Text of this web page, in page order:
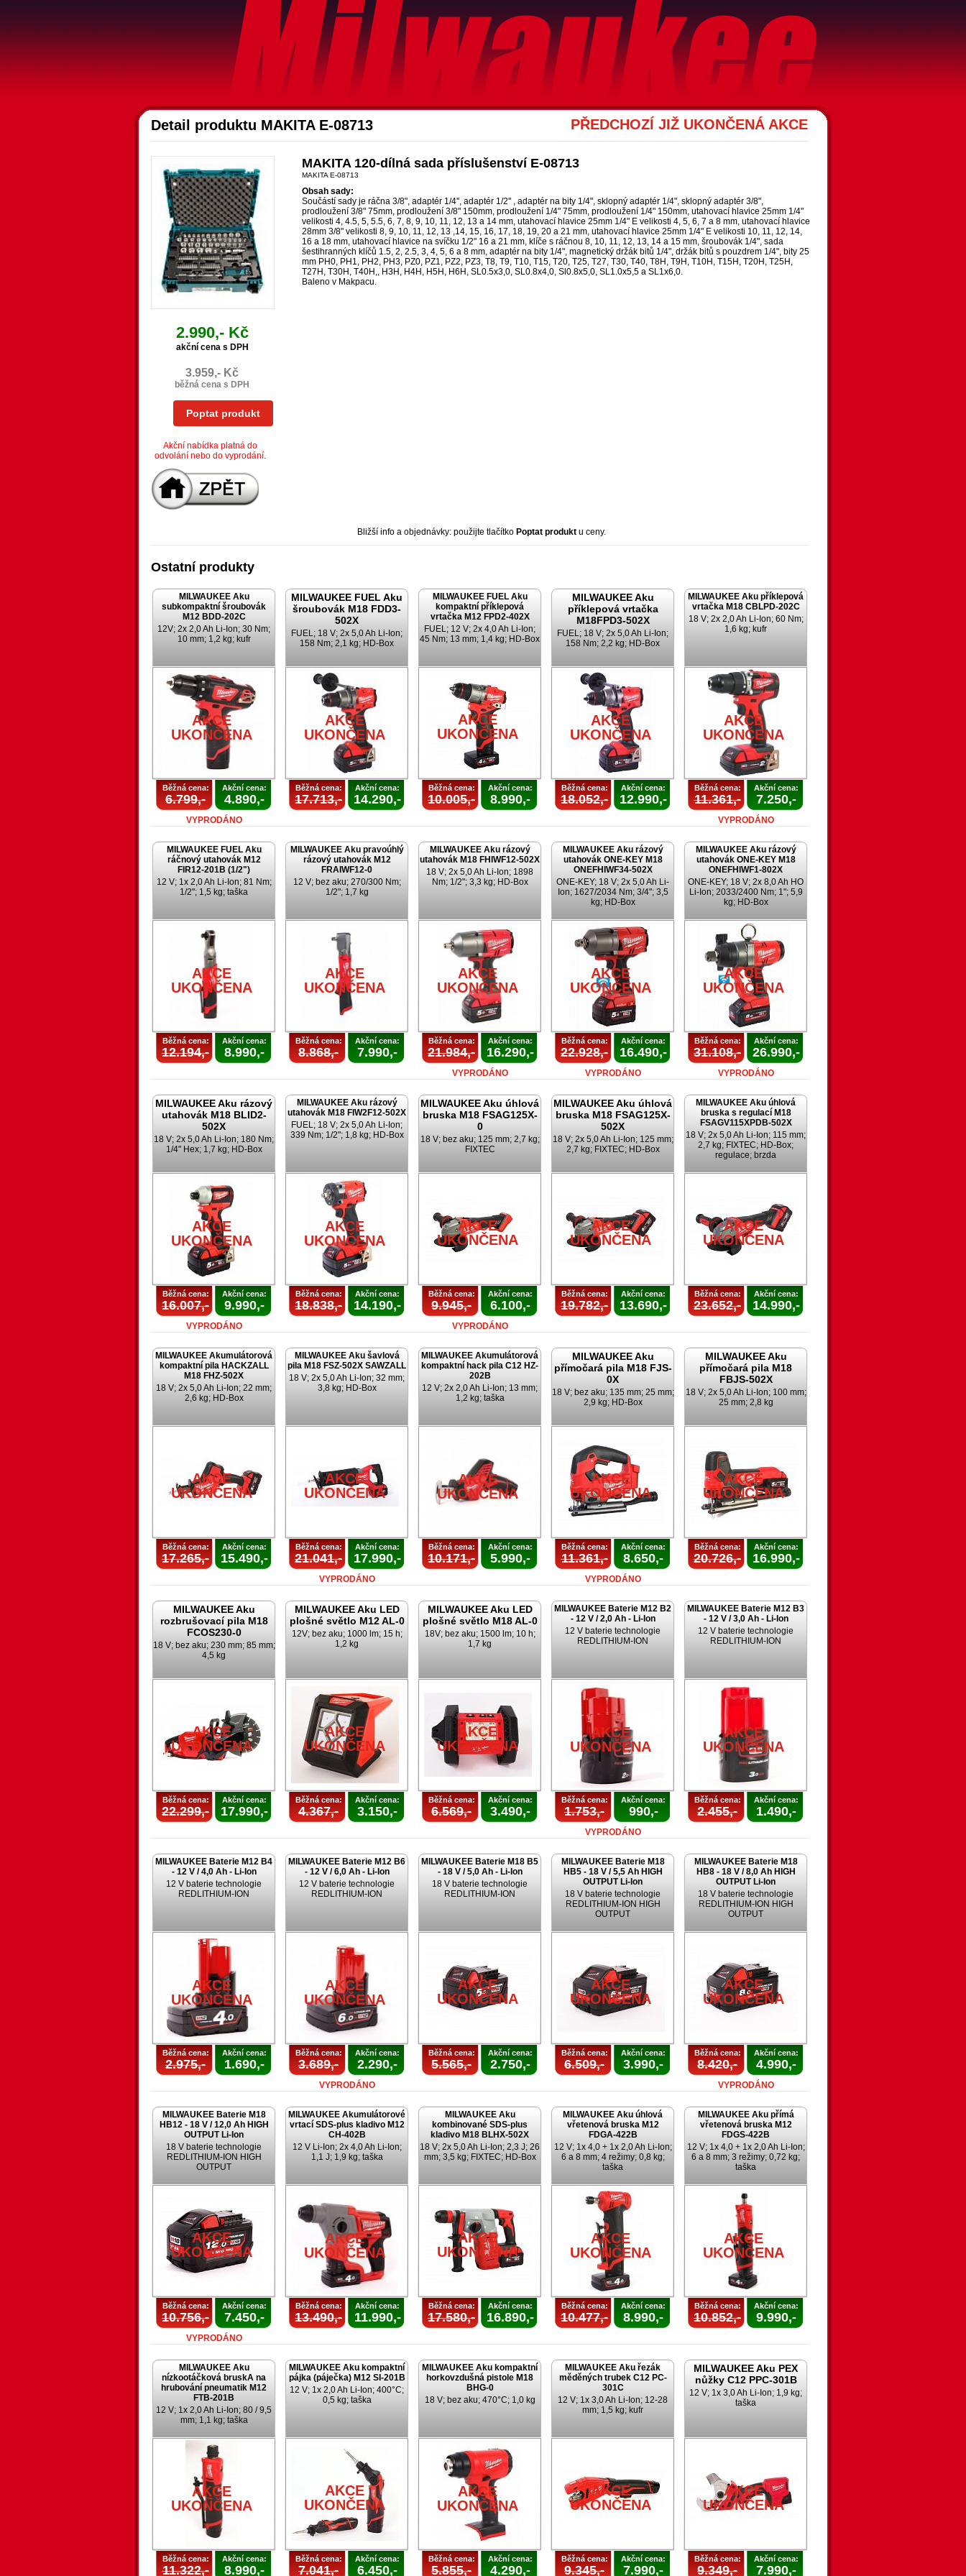
Akce Mwk
Detail produktu MAKITA E-08713 PŘEDCHOZÍ JIŽ UKONČENÁ AKCE
2.990,- Kč
akční cena s DPH
3.959,- Kč
běžná cena s DPH
Poptat produkt
Akční nabídka platná do
odvolání nebo do vyprodání.
MAKITA 120-dílná sada příslušenství E-08713
MAKITA E-08713
Obsah sady:
Součástí sady je ráčna 3/8", adaptér 1/4'', adaptér 1/2'' , adaptér na bity 1/4", sklopný adaptér 1/4", sklopný adaptér 3/8",
prodloužení 3/8" 75mm, prodloužení 3/8" 150mm, prodloužení 1/4" 75mm, prodloužení 1/4" 150mm, utahovací hlavice 25mm 1/4"
velikosti 4, 4.5, 5, 5.5, 6, 7, 8, 9, 10, 11, 12, 13 a 14 mm, utahovací hlavice 25mm 1/4" E velikosti 4, 5, 6, 7 a 8 mm, utahovací hlavice
28mm 3/8" velikosti 8, 9, 10, 11, 12, 13 ,14, 15, 16, 17, 18, 19, 20 a 21 mm, utahovací hlavice 25mm 1/4" E velikosti 10, 11, 12, 14,
16 a 18 mm, utahovací hlavice na svíčku 1/2" 16 a 21 mm, klíče s ráčnou 8, 10, 11, 12, 13, 14 a 15 mm, šroubovák 1/4", sada
šestihranných klíčů 1.5, 2, 2.5, 3, 4, 5, 6 a 8 mm, adaptér na bity 1/4", magnetický držák bitů 1/4", držák bitů s pouzdrem 1/4", bity 25
mm PH0, PH1, PH2, PH3, PZ0, PZ1, PZ2, PZ3, T8, T9, T10, T15, T20, T25, T27, T30, T40, T8H, T9H, T10H, T15H, T20H, T25H,
T27H, T30H, T40H,, H3H, H4H, H5H, H6H, SL0.5x3,0, SL0.8x4,0, Sl0.8x5,0, SL1.0x5,5 a SL1x6,0.
Baleno v Makpacu.
Bližší info a objednávky: použijte tlačítko Poptat produktu ceny.
Ostatní produkty
MILWAUKEE Aku
subkompaktní šroubovák
M12 BDD-202C
12V; 2x 2,0 Ah Li-Ion; 30 Nm;
10 mm; 1,2 kg; kufr
AKCE
UKONČENA
Běžná cena:
6.799,-
Akční cena:
4.890,-
VYPRODÁNO
MILWAUKEE FUEL Aku
šroubovák M18 FDD3-
502X
FUEL; 18 V; 2x 5,0 Ah Li-Ion;
158 Nm; 2,1 kg; HD-Box
AKCE
UKONČENA
Běžná cena:
17.713,-
Akční cena:
14.290,-
MILWAUKEE FUEL Aku
kompaktní příklepová
vrtačka M12 FPD2-402X
FUEL; 12 V; 2x 4,0 Ah Li-Ion;
45 Nm; 13 mm; 1,4 kg; HD-Box
AKCE
UKONČENA
Běžná cena:
10.005,-
Akční cena:
8.990,-
MILWAUKEE Aku
příklepová vrtačka
M18FPD3-502X
FUEL; 18 V; 2x 5,0 Ah Li-Ion;
158 Nm; 2,2 kg; HD-Box
AKCE
UKONČENA
Běžná cena:
18.052,-
Akční cena:
12.990,-
MILWAUKEE Aku příklepová
vrtačka M18 CBLPD-202C
18 V; 2x 2,0 Ah Li-Ion; 60 Nm;
1,6 kg; kufr
AKCE
UKONČENA
Běžná cena:
11.361,-
Akční cena:
7.250,-
VYPRODÁNO
MILWAUKEE FUEL Aku
ráčnový utahovák M12
FIR12-201B (1/2")
12 V; 1x 2,0 Ah Li-Ion; 81 Nm;
1/2"; 1,5 kg; taška
AKCE
UKONČENA
Běžná cena:
12.194,-
Akční cena:
8.990,-
MILWAUKEE Aku pravoúhlý
rázový utahovák M12
FRAIWF12-0
12 V; bez aku; 270/300 Nm;
1/2"; 1,7 kg
AKCE
UKONČENA
Běžná cena:
8.868,-
Akční cena:
7.990,-
MILWAUKEE Aku rázový
utahovák M18 FHIWF12-502X
18 V; 2x 5,0 Ah Li-Ion; 1898
Nm; 1/2"; 3,3 kg; HD-Box
AKCE
UKONČENA
Běžná cena:
21.984,-
Akční cena:
16.290,-
VYPRODÁNO
MILWAUKEE Aku rázový
utahovák ONE-KEY M18
ONEFHIWF34-502X
ONE-KEY; 18 V; 2x 5,0 Ah Li-
Ion; 1627/2034 Nm; 3/4"; 3,5
kg; HD-Box
AKCE
UKONČENA
Běžná cena:
22.928,-
Akční cena:
16.490,-
VYPRODÁNO
MILWAUKEE Aku rázový
utahovák ONE-KEY M18
ONEFHIWF1-802X
ONE-KEY; 18 V; 2x 8,0 Ah HO
Li-Ion; 2033/2400 Nm; 1"; 5,9
kg; HD-Box
AKCE
UKONČENA
Běžná cena:
31.108,-
Akční cena:
26.990,-
VYPRODÁNO
MILWAUKEE Aku rázový
utahovák M18 BLID2-
502X
18 V; 2x 5,0 Ah Li-Ion; 180 Nm;
1/4" Hex; 1,7 kg; HD-Box
AKCE
UKONČENA
Běžná cena:
16.007,-
Akční cena:
9.990,-
VYPRODÁNO
MILWAUKEE Aku rázový
utahovák M18 FIW2F12-502X
FUEL; 18 V; 2x 5,0 Ah Li-Ion;
339 Nm; 1/2"; 1,8 kg; HD-Box
AKCE
UKONČENA
Běžná cena:
18.838,-
Akční cena:
14.190,-
MILWAUKEE Aku úhlová
bruska M18 FSAG125X-
0
18 V; bez aku; 125 mm; 2,7 kg;
FIXTEC
AKCE
UKONČENA
Běžná cena:
9.945,-
Akční cena:
6.100,-
VYPRODÁNO
MILWAUKEE Aku úhlová
bruska M18 FSAG125X-
502X
18 V; 2x 5,0 Ah Li-Ion; 125 mm;
2,7 kg; FIXTEC; HD-Box
AKCE
UKONČENA
Běžná cena:
19.782,-
Akční cena:
13.690,-
MILWAUKEE Aku úhlová
bruska s regulací M18
FSAGV115XPDB-502X
18 V; 2x 5,0 Ah Li-Ion; 115 mm;
2,7 kg; FIXTEC; HD-Box;
regulace; brzda
AKCE
UKONČENA
Běžná cena:
23.652,-
Akční cena:
14.990,-
MILWAUKEE Akumulátorová
kompaktní pila HACKZALL
M18 FHZ-502X
18 V; 2x 5,0 Ah Li-Ion; 22 mm;
2,6 kg; HD-Box
AKCE
UKONČENA
Běžná cena:
17.265,-
Akční cena:
15.490,-
MILWAUKEE Aku šavlová
pila M18 FSZ-502X SAWZALL
18 V; 2x 5,0 Ah Li-Ion; 32 mm;
3,8 kg; HD-Box
AKCE
UKONČENA
Běžná cena:
21.041,-
Akční cena:
17.990,-
VYPRODÁNO
MILWAUKEE Akumulátorová
kompaktní hack pila C12 HZ-
202B
12 V; 2x 2,0 Ah Li-Ion; 13 mm;
1,2 kg; taška
AKCE
UKONČENA
Běžná cena:
10.171,-
Akční cena:
5.990,-
MILWAUKEE Aku
přímočará pila M18 FJS-
0X
18 V; bez aku; 135 mm; 25 mm;
2,9 kg; HD-Box
AKCE
UKONČENA
Běžná cena:
11.361,-
Akční cena:
8.650,-
VYPRODÁNO
MILWAUKEE Aku
přímočará pila M18
FBJS-502X
18 V; 2x 5,0 Ah Li-Ion; 100 mm;
25 mm; 2,8 kg
AKCE
UKONČENA
Běžná cena:
20.726,-
Akční cena:
16.990,-
MILWAUKEE Aku
rozbrušovací pila M18
FCOS230-0
18 V; bez aku; 230 mm; 85 mm;
4,5 kg
AKCE
UKONČENA
Běžná cena:
22.299,-
Akční cena:
17.990,-
MILWAUKEE Aku LED
plošné světlo M12 AL-0
12V; bez aku; 1000 lm; 15 h;
1,2 kg
AKCE
UKONČENA
Běžná cena:
4.367,-
Akční cena:
3.150,-
MILWAUKEE Aku LED
plošné světlo M18 AL-0
18V; bez aku; 1500 lm; 10 h;
1,7 kg
AKCE
UKONČENA
Běžná cena:
6.569,-
Akční cena:
3.490,-
MILWAUKEE Baterie M12 B2
- 12 V / 2,0 Ah - Li-Ion
12 V baterie technologie
REDLITHIUM-ION
AKCE
UKONČENA
Běžná cena:
1.753,-
Akční cena:
990,-
VYPRODÁNO
MILWAUKEE Baterie M12 B3
- 12 V / 3,0 Ah - Li-Ion
12 V baterie technologie
REDLITHIUM-ION
AKCE
UKONČENA
Běžná cena:
2.455,-
Akční cena:
1.490,-
MILWAUKEE Baterie M12 B4
- 12 V / 4,0 Ah - Li-Ion
12 V baterie technologie
REDLITHIUM-ION
AKCE
UKONČENA
Běžná cena:
2.975,-
Akční cena:
1.690,-
MILWAUKEE Baterie M12 B6
- 12 V / 6,0 Ah - Li-Ion
12 V baterie technologie
REDLITHIUM-ION
AKCE
UKONČENA
Běžná cena:
3.689,-
Akční cena:
2.290,-
VYPRODÁNO
MILWAUKEE Baterie M18 B5
- 18 V / 5,0 Ah - Li-Ion
18 V baterie technologie
REDLITHIUM-ION
AKCE
UKONČENA
Běžná cena:
5.565,-
Akční cena:
2.750,-
MILWAUKEE Baterie M18
HB5 - 18 V / 5,5 Ah HIGH
OUTPUT Li-Ion
18 V baterie technologie
REDLITHIUM-ION HIGH
OUTPUT
AKCE
UKONČENA
Běžná cena:
6.509,-
Akční cena:
3.990,-
MILWAUKEE Baterie M18
HB8 - 18 V / 8,0 Ah HIGH
OUTPUT Li-Ion
18 V baterie technologie
REDLITHIUM-ION HIGH
OUTPUT
AKCE
UKONČENA
Běžná cena:
8.420,-
Akční cena:
4.990,-
VYPRODÁNO
MILWAUKEE Baterie M18
HB12 - 18 V / 12,0 Ah HIGH
OUTPUT Li-Ion
18 V baterie technologie
REDLITHIUM-ION HIGH
OUTPUT
AKCE
UKONČENA
Běžná cena:
10.756,-
Akční cena:
7.450,-
VYPRODÁNO
MILWAUKEE Akumulátorové
vrtací SDS-plus kladivo M12
CH-402B
12 V Li-Ion; 2x 4,0 Ah Li-Ion;
1,1 J; 1,9 kg; taška
AKCE
UKONČENA
Běžná cena:
13.490,-
Akční cena:
11.990,-
MILWAUKEE Aku
kombinované SDS-plus
kladivo M18 BLHX-502X
18 V; 2x 5,0 Ah Li-Ion; 2,3 J; 26
mm; 3,5 kg; FIXTEC; HD-Box
AKCE
UKONČENA
Běžná cena:
17.580,-
Akční cena:
16.890,-
MILWAUKEE Aku úhlová
vřetenová bruska M12
FDGA-422B
12 V; 1x 4,0 + 1x 2,0 Ah Li-Ion;
6 a 8 mm; 4 režimy; 0,8 kg;
taška
AKCE
UKONČENA
Běžná cena:
10.477,-
Akční cena:
8.990,-
MILWAUKEE Aku přímá
vřetenová bruska M12
FDGS-422B
12 V; 1x 4,0 + 1x 2,0 Ah Li-Ion;
6 a 8 mm; 3 režimy; 0,72 kg;
taška
AKCE
UKONČENA
Běžná cena:
10.852,-
Akční cena:
9.990,-
MILWAUKEE Aku
nízkootáčková bruskA na
hrubování pneumatik M12
FTB-201B
12 V; 1x 2,0 Ah Li-Ion; 80 / 9,5
mm; 1,1 kg; taška
AKCE
UKONČENA
Běžná cena:
11.322,-
Akční cena:
8.990,-
MILWAUKEE Aku kompaktní
pájka (páječka) M12 SI-201B
12 V; 1x 2,0 Ah Li-Ion; 400°C;
0,5 kg; taška
AKCE
UKONČENA
Běžná cena:
7.041,-
Akční cena:
6.450,-
MILWAUKEE Aku kompaktní
horkovzdušná pistole M18
BHG-0
18 V; bez aku; 470°C; 1,0 kg
AKCE
UKONČENA
Běžná cena:
5.855,-
Akční cena:
4.290,-
MILWAUKEE Aku řezák
měděných trubek C12 PC-
301C
12 V; 1x 3,0 Ah Li-Ion; 12-28
mm; 1,5 kg; kufr
AKCE
UKONČENA
Běžná cena:
9.345,-
Akční cena:
7.990,-
MILWAUKEE Aku PEX
nůžky C12 PPC-301B
12 V; 1x 3,0 Ah Li-Ion; 1,9 kg;
taška
AKCE
UKONČENA
Běžná cena:
9.349,-
Akční cena:
7.990,-